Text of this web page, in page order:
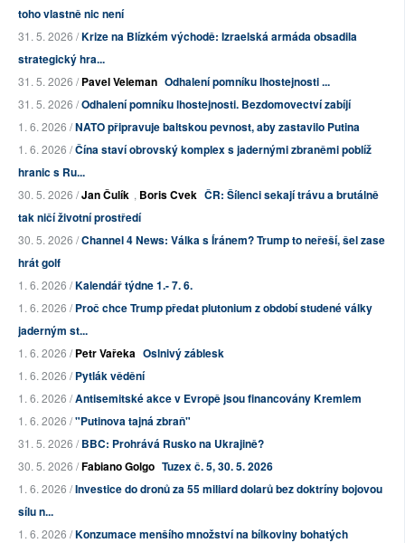
toho vlastně nic není
31. 5. 2026 /Krize na Blízkém východě: Izraelská armáda obsadila
strategický hra...
31. 5. 2026 /Pavel Veleman Odhalení pomníku lhostejnosti ...
31. 5. 2026 /Odhalení pomníku lhostejnosti. Bezdomovectví zabíjí
1. 6. 2026 /NATO připravuje baltskou pevnost, aby zastavilo Putina
1. 6. 2026 /Čína staví obrovský komplex s jadernými zbraněmi poblíž
hranic s Ru...
30. 5. 2026 /Jan Čulík , Boris Cvek ČR: Šílenci sekají trávu a brutálně
tak ničí životní prostředí
30. 5. 2026 /Channel 4 News: Válka s Íránem? Trump to neřeší, šel zase
hrát golf
1. 6. 2026 /Kalendář týdne 1.- 7. 6.
1. 6. 2026 /Proč chce Trump předat plutonium z období studené války
jaderným st...
1. 6. 2026 /Petr Vařeka Oslnivý záblesk
1. 6. 2026 /Pytlák vědění
1. 6. 2026 /Antisemitské akce v Evropě jsou financovány Kremlem
1. 6. 2026 /"Putinova tajná zbraň"
31. 5. 2026 /BBC: Prohrává Rusko na Ukrajině?
30. 5. 2026 /Fabiano Golgo Tuzex č. 5, 30. 5. 2026
1. 6. 2026 /Investice do dronů za 55 miliard dolarů bez doktríny bojovou
sílu n...
1. 6. 2026 /Konzumace menšího množství na bílkoviny bohatých